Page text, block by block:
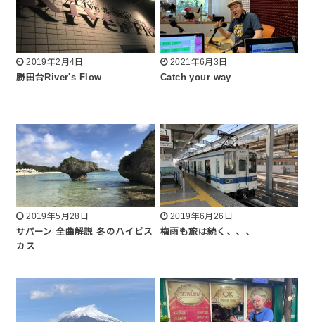
2019年2月4日
勝田台River's Flow
2021年6月3日
Catch your way
2019年5月28日
サパーン 全曲解説 冬のハイビス
カス
2019年6月26日
梅雨も旅は続く、、、